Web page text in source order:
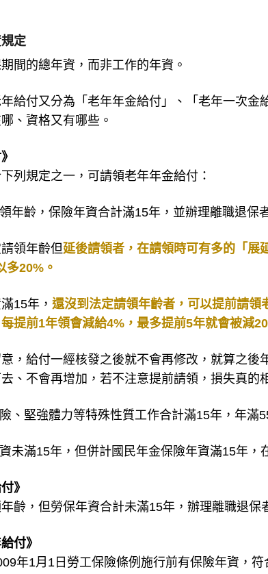
定
間的總年資，而非工作的年資。
給付又分為「老年年金給付」、「老年一次
、資格又有哪些。
列規定之一，可請領老年年金給付：
年齡，保險年資合計滿15年，並辦理離職退保
領年齡但延後請領者，在請領時可有多的「展
多20%。
15年， 還沒到法定請領年齡者，可以提前請
提前1年領會減給4%，最多提前5年就會被減
，給付一經核發之後就不會再修改，就算之
、不會再增加，若不注意提前請領，損失真的
、堅強體力等特殊性質工作合計滿15年，年滿
未滿15年，但併計國民年金保險年資滿15年
》
齡，但勞保年資合計未滿15年，辦理離職退保
付》
年1月1日勞工保險條例施行前有保險年資，